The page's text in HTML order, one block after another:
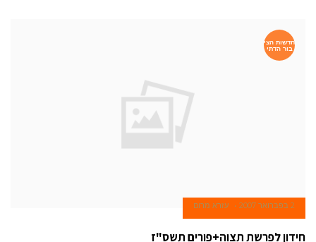
חדשות הצי
בור הדתי
2 בפברואר 2007 עזרא מרום
חידון לפרשת תצוה+פורים תשס"ז